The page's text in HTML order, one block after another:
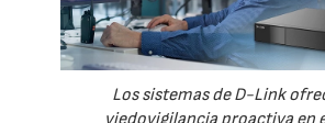
Los sistemas de D-Link